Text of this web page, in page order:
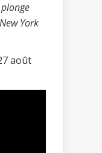
York
août